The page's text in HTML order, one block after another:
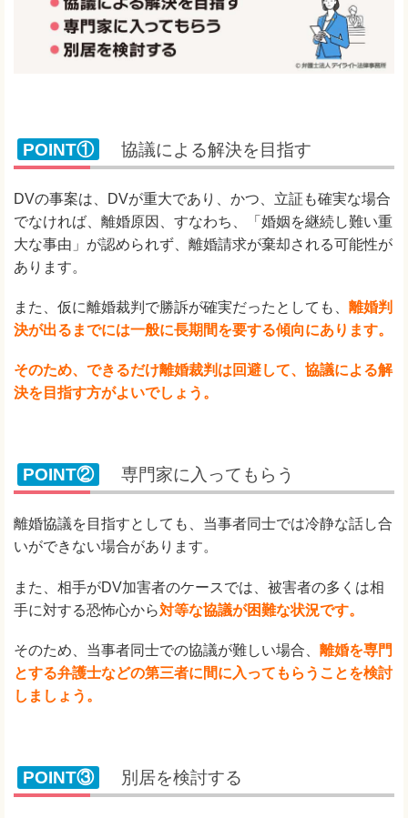
POINT① 協議による解決を目指す
DVの事案は、DVが重大であり、かつ、立証も確実な場合
でなければ、離婚原因、すなわち、「婚姻を継続し難い重
大な事由」が認められず、離婚請求が棄却される可能性が
あります。
また、仮に離婚裁判で勝訴が確実だったとしても、 離婚判
決が出るまでには一般に長期間を要する傾向にあります。
そのため、できるだけ離婚裁判は回避して、協議による解
決を目指す方がよいでしょう。
POINT② 専門家に入ってもらう
離婚協議を目指すとしても、当事者同士では冷静な話し合
いができない場合があります。
また、相手がDV加害者のケースでは、被害者の多くは相
手に対する恐怖心から対等な協議が困難な状況です。
そのため、当事者同士での協議が難しい場合、 離婚を専門
とする弁護士などの第三者に間に入ってもらうことを検討
しましょう。
POINT③ 別居を検討する